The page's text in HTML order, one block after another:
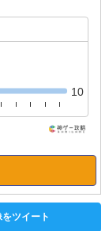
10
をツイート